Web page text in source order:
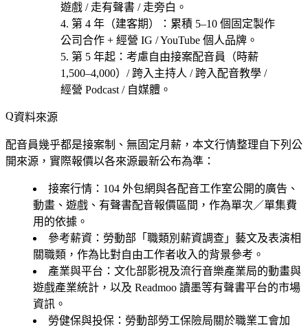
遊戲 / 走有聲書 / 走旁白 。
第 4 年（建客期）
：累積 5–10 個固定製作
公司合作 + 經營 IG / YouTube 個人品牌。
第 5 年起 ：考慮自由接案配音員（時薪
1,500–4,000）/ 跨入主持人 / 跨入配音教學 /
經營 Podcast / 自媒體 。
資料來源
配音員幾乎都是接案制、無固定月薪，本文行情整理自下列公
開來源，實際報價以各來源最新公布為準：
接案行情 ：104 外包網與各配音工作室公開的廣告、
動畫、遊戲、有聲書配音報價區間，作為單次／單集費
用的依據。
參考薪資 ：勞動部「職類別薪資調查」藝文及表演相
關職類，作為比對自由工作者收入的背景參考。
產業與平台 ：文化部影視及流行音樂產業局的動畫與
遊戲產業統計，以及 Readmoo 讀墨等有聲書平台的市場
資訊。
勞健保與投保 ：勞動部勞工保險局關於職業工會加